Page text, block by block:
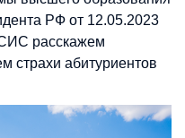
РФ от 12.05.2023
расскажем
страхи абитуриентов